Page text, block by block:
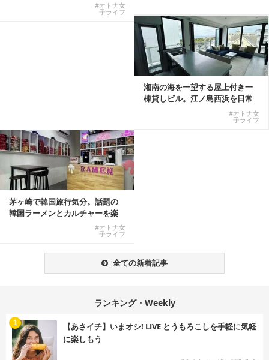
#オトナ女
子ライフ
湘南の海を一望する屋上付き一
棟貸しビル。江ノ島西浜を日常
#オトナ女
子ライフ
茅ヶ崎で韓国旅行気分。話題の
韓国ラーメンとカルチャーを楽
#オトナ女
子ライフ
全ての新着記事
ランキング・Weekly
【あさイチ】いまオシ! LIVE とうもろこしを手軽に気軽
に楽しもう
1